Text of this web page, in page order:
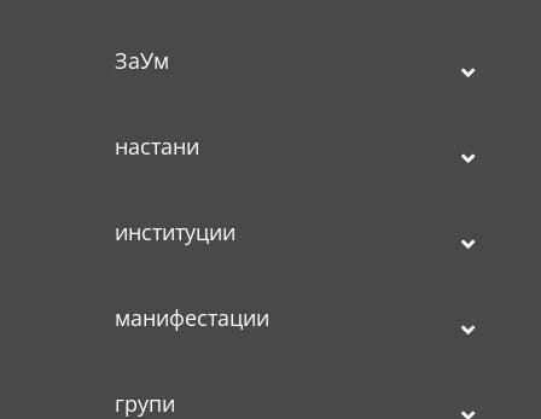
ЗаУм
настани
институции
манифестации
групи